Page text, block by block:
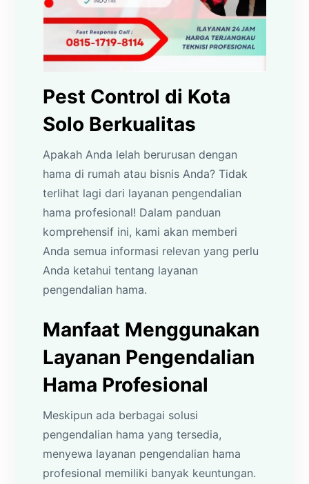
Pest Control di Kota
Solo Berkualitas
Apakah Anda lelah berurusan dengan
hama di rumah atau bisnis Anda? Tidak
terlihat lagi dari layanan pengendalian
hama profesional! Dalam panduan
komprehensif ini, kami akan memberi
Anda semua informasi relevan yang perlu
Anda ketahui tentang layanan
pengendalian hama.
Manfaat Menggunakan
Layanan Pengendalian
Hama Profesional
Meskipun ada berbagai solusi
pengendalian hama yang tersedia,
menyewa layanan pengendalian hama
profesional memiliki banyak keuntungan.